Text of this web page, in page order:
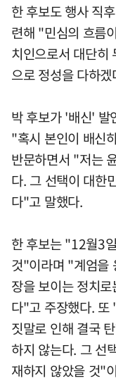
한 후보도 행사 직
련해 "민심의 흐름
치인으로서 대단히
으로 정성을 다하
박 후보가 '배신' 발
"혹시 본인이 배신
반문하면서 "저는
다. 그 선택이 대한
다"고 말했다.
한 후보는 "12월3
것"이라며 "계엄을
장을 보이는 정치
다"고 주장했다. 또
짓말로 인해 결국
하지 않는다. 그 선
재하지 않았을 것"